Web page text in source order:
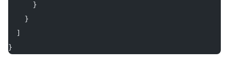
      }
    }
  ]
}